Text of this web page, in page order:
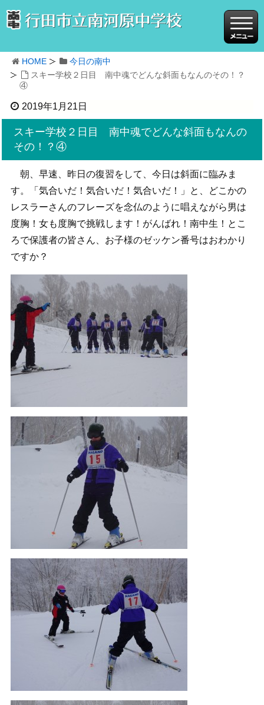
HOME
今日の南中
スキー学校２日目 南中魂でどんな斜面もなんのその！？
④
2019年1月21日
スキー学校２日目 南中魂でどんな斜面もなんの
その！？④
朝、早速、昨日の復習をして、今日は斜面に臨みま
す。「気合いだ！気合いだ！気合いだ！」と、どこかの
レスラーさんのフレーズを念仏のように唱えながら男は
度胸！女も度胸で挑戦します！がんばれ！南中生！とこ
ろで保護者の皆さん、お子様のゼッケン番号はおわかり
ですか？